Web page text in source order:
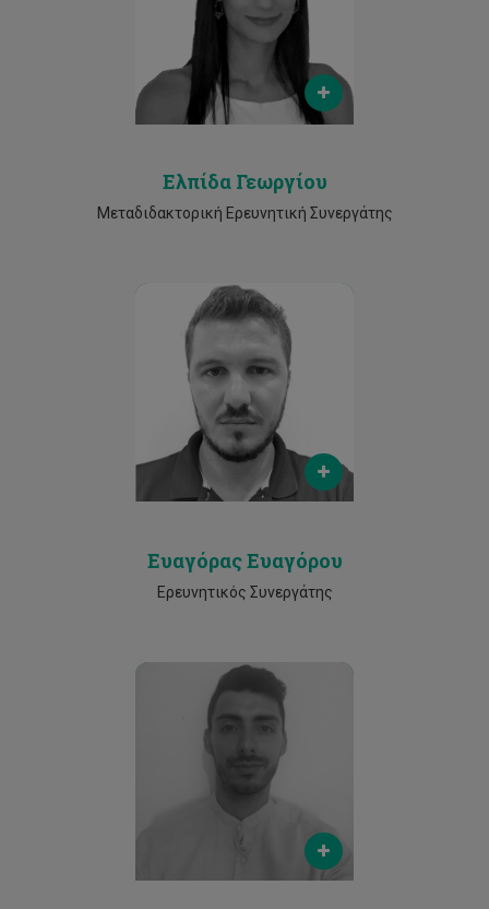
Phone
25245013
Ελπίδα Γεωργίου
Μεταδιδακτορική Ερευνητική Συνεργάτης
Email
evagoras.evagorou@cut.ac.cy
Phone
25002152
Ευαγόρας Ευαγόρου
Ερευνητικός Συνεργάτης
c.theocharidis@cut.ac.cy
Phone